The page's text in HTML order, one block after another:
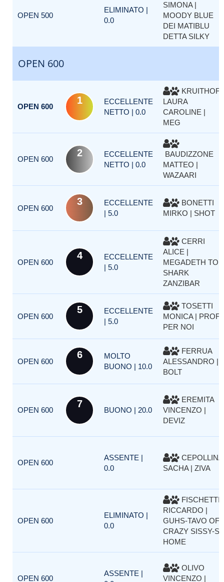
OPEN 500
ELIMINATO |
0.0
SIMONA |
MOODY BLUE
DEI MATIBLU
DETTA SILKY
OPEN 600
OPEN 600
1
ECCELLENTE
NETTO | 0.0
KRUITHOF
LAURA
CAROLINE |
MEG
OPEN 600
2
ECCELLENTE
NETTO | 0.0
BAUDIZZONE
MATTEO |
WAZAARI
OPEN 600
3
ECCELLENTE
| 5.0
BONETTI
MIRKO | SHOT
OPEN 600
4
ECCELLENTE
| 5.0
CERRI
ALICE |
MEGADETH TO
SHARK
ZANZIBAR
OPEN 600
5
ECCELLENTE
| 5.0
TOSETTI
MONICA | PROF
PER NOI
OPEN 600
6
MOLTO
BUONO | 10.0
FERRUA
ALESSANDRO |
BOLT
OPEN 600
7
BUONO | 20.0
EREMITA
VINCENZO |
DEVIZ
OPEN 600
ASSENTE |
0.0
CEPOLLINA
SACHA | ZIVA
OPEN 600
ELIMINATO |
0.0
FISCHETTI
RICCARDO |
GUHS-TAVO OF
CRAZY SISSY-S
HOME
OPEN 600
ASSENTE |
OLIVO
VINCENZO |